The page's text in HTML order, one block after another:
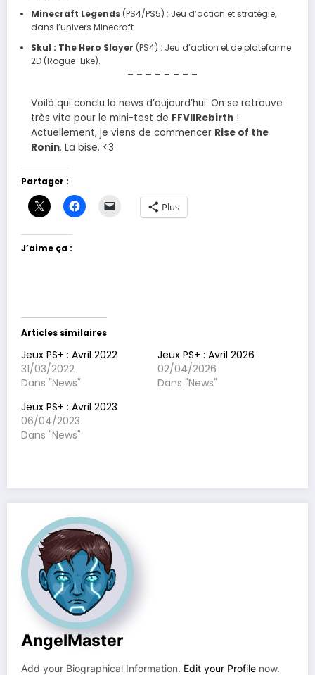
Minecraft Legends(PS4/PS5) : Jeu d’action et stratégie,
dans l’univers Minecraft.
Skul : The Hero Slayer (PS4) : Jeu d’action et de plateforme
2D (Rogue-Like).
– – – – – – – –
Voilà qui conclu la news d’aujourd’hui. On se retrouve
très vite pour le mini-test de FFVIIRebirth!
Actuellement, je viens de commencer Rise of the
Ronin. La bise. <3
Partager :
Plus
J’aime ça :
Articles similaires
Jeux PS+ : Avril 2022
31/03/2022
Dans "News"
Jeux PS+ : Avril 2026
02/04/2026
Dans "News"
Jeux PS+ : Avril 2023
06/04/2023
Dans "News"
AngelMaster
Add your Biographical Information. Edit your Profile now.